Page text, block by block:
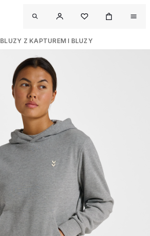
BLUZY Z KAPTUREM I BLUZY